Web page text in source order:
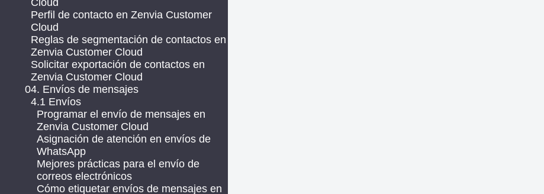
Cloud
Perfil de contacto en Zenvia Customer
Cloud
Reglas de segmentación de contactos en
Zenvia Customer Cloud
Solicitar exportación de contactos en
Zenvia Customer Cloud
04. Envíos de mensajes
4.1 Envíos
Programar el envío de mensajes en
Zenvia Customer Cloud
Asignación de atención en envíos de
WhatsApp
Mejores prácticas para el envío de
correos electrónicos
Cómo etiquetar envíos de mensajes en